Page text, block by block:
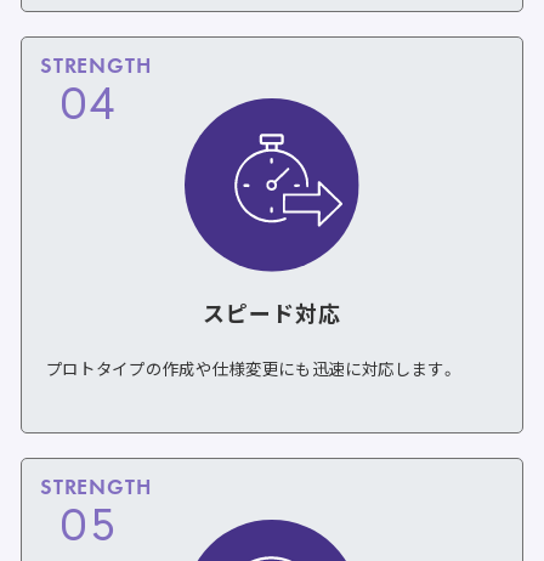
STRENGTH
04
スピード対応
プロトタイプの作成や仕様変更にも迅速に対応します。
STRENGTH
05